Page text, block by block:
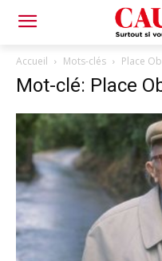
Accueil Mots-clés Place
Mot-clé: Place